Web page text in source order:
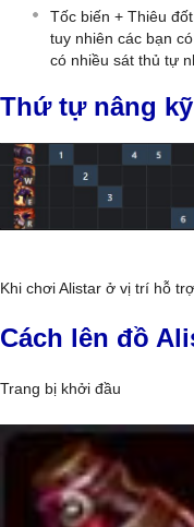
Tốc biến + Thiêu
tuy nhiên các bạn
có nhiều sát thủ tự
Thứ tự nâng
Khi chơi Alistar ở vị trí hỗ
Cách lên đồ
Trang bị khởi đầu